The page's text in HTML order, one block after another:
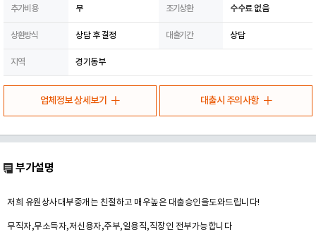
추가비용 무 조기상환 수수료 없음
상환방식 상담 후 결정 대출기간 상담
지역 경기동부
업체정보 상세보기 대출시 주의사항
부가설명
저희 유원상사대부중개는 친절하고 매우높은 대출승인을도와드립니다!
무직자,무소득자,저신용자,주부,일용직,직장인 전부가능합니다